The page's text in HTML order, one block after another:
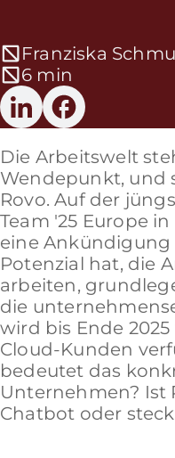
Franziska
6 min
Die Arbeitswelt
Wendepunkt, und
Rovo. Auf der
Team '25 Europe
eine Ankündigung
Potenzial hat, die
arbeiten,
die
wird bis Ende
Cloud-Kunden
bedeutet das
Unternehmen? Ist
Chatbot oder